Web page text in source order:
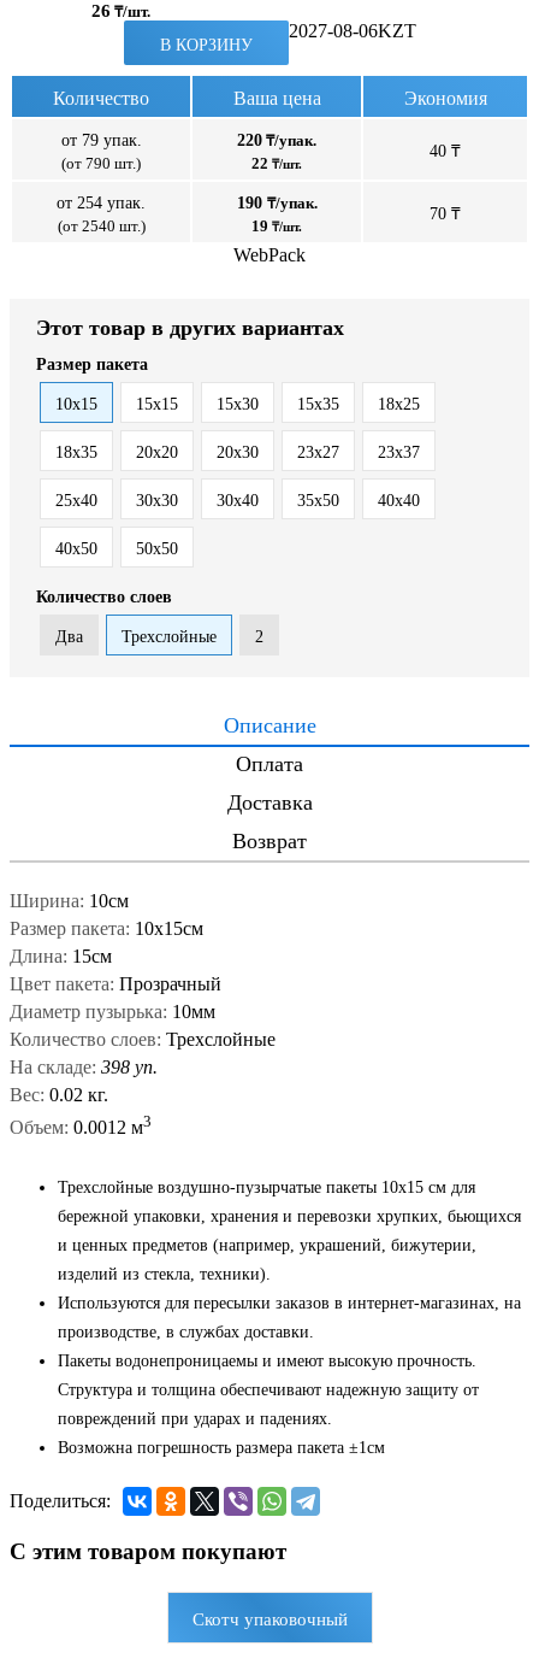
26 ₸/шт.
В КОРЗИНУ
2027-08-06KZT
Количество Ваша цена Экономия
от 79 упак.
(от 790 шт.)
220 ₸/упак.
22 ₸/шт.
40 ₸
от 254 упак.
(от 2540 шт.)
190 ₸/упак.
19 ₸/шт.
70 ₸
WebPack
Этот товар в других вариантах
Размер пакета
10x15 15x15 15x30 15x35 18x25
18x35 20x20 20x30 23x27 23x37
25x40 30x30 30x40 35x50 40x40
40x50 50x50
Количество слоев
Два Трехслойные 2
Описание
Оплата
Доставка
Возврат
Ширина: 10см
Размер пакета: 10x15см
Длина: 15см
Цвет пакета: Прозрачный
Диаметр пузырька: 10мм
Количество слоев: Трехслойные
На складе: 398 уп.
Вес: 0.02 кг.
Объем: 0.0012 м3
Трехслойные воздушно-пузырчатые пакеты 10x15 см для
бережной упаковки, хранения и перевозки хрупких, бьющихся
и ценных предметов (например, украшений, бижутерии,
изделий из стекла, техники).
Используются для пересылки заказов в интернет-магазинах, на
производстве, в службах доставки.
Пакеты водонепроницаемы и имеют высокую прочность.
Структура и толщина обеспечивают надежную защиту от
повреждений при ударах и падениях.
Возможна погрешность размера пакета ±1см
Поделиться:
С этим товаром покупают
Скотч упаковочный